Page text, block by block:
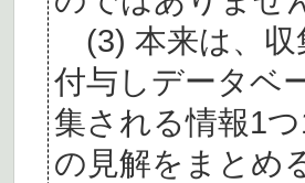
(3) 本来は、収
付与しデータベ
集される情報1
の見解をまとめ